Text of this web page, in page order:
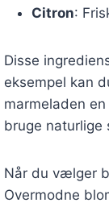
Citron:
Disse
eksempel kan
marmeladen
bruge naturlige
Når du vælger
Overmodne